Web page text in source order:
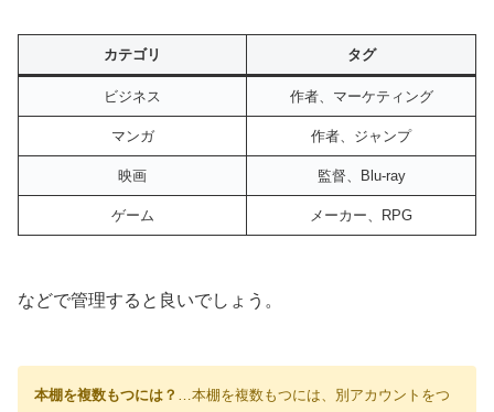
カテゴリ タグ
ビジネス 作者、マーケティング
マンガ 作者、ジャンプ
映画 監督、Blu-ray
ゲーム メーカー、RPG
などで管理すると良いでしょう。
本棚を複数もつには？
…本棚を複数もつには、別アカウントをつ